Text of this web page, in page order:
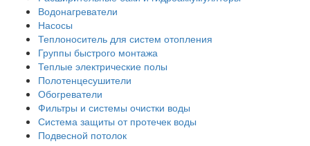
Водонагреватели
Насосы
Теплоноситель для систем отопления
Группы быстрого монтажа
Теплые электрические полы
Полотенцесушители
Обогреватели
Фильтры и системы очистки воды
Система защиты от протечек воды
Подвесной потолок